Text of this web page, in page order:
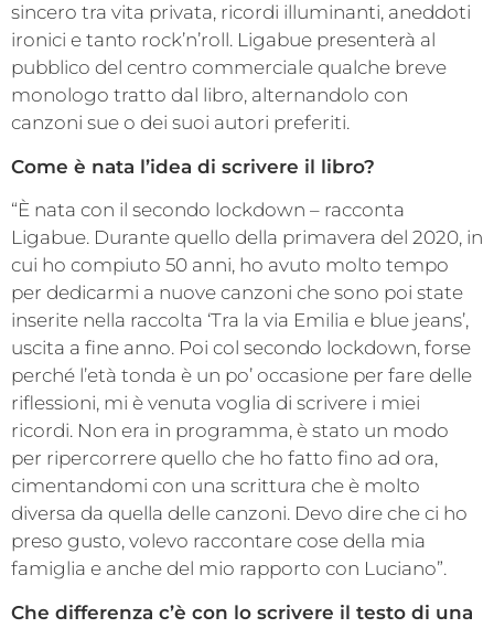
sincero tra vita privata, ricordi illuminanti, aneddoti
ironici e tanto rock’n’roll. Ligabue presenterà al
pubblico del centro commerciale qualche breve
monologo tratto dal libro, alternandolo con
canzoni sue o dei suoi autori preferiti.
Come è nata l’idea di scrivere il libro?
“È nata con il secondo lockdown – racconta
Ligabue. Durante quello della primavera del 2020, in
cui ho compiuto 50 anni, ho avuto molto tempo
per dedicarmi a nuove canzoni che sono poi state
inserite nella raccolta ‘Tra la via Emilia e blue jeans’,
uscita a fine anno. Poi col secondo lockdown, forse
perché l’età tonda è un po’ occasione per fare delle
riflessioni, mi è venuta voglia di scrivere i miei
ricordi. Non era in programma, è stato un modo
per ripercorrere quello che ho fatto fino ad ora,
cimentandomi con una scrittura che è molto
diversa da quella delle canzoni. Devo dire che ci ho
preso gusto, volevo raccontare cose della mia
famiglia e anche del mio rapporto con Luciano”.
Che differenza c’è con lo scrivere il testo di una